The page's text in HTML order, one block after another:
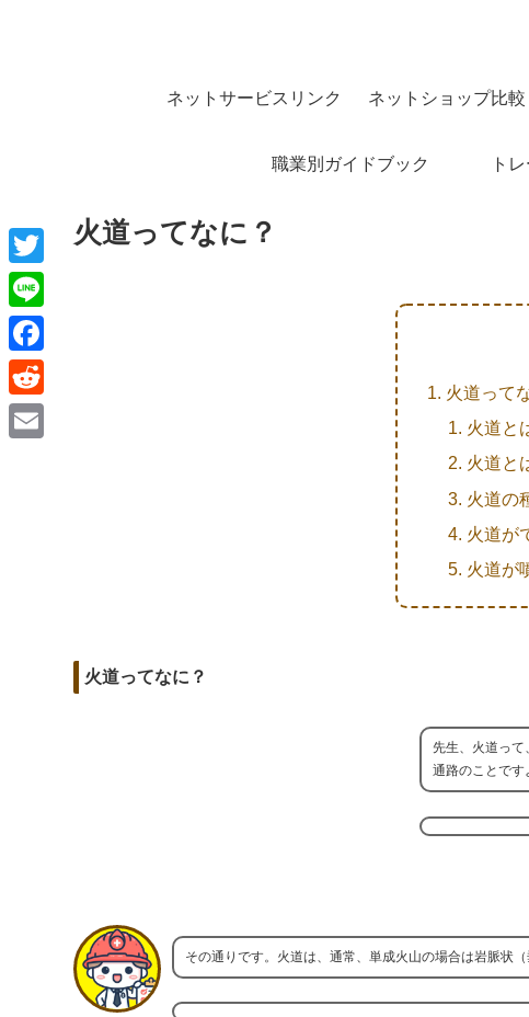
ネットサービスリンク ネットショップ比較
職業別ガイドブック ト
火道ってなに？
火道って
火道と
火道と
火道の
火道が
火道が
火道ってなに？
先生、火道っ
通路のことです
その通りです。火道は、通常、単成火山の場合は岩脈状
T
w
i
t
L
i
n
e
F
a
c
R